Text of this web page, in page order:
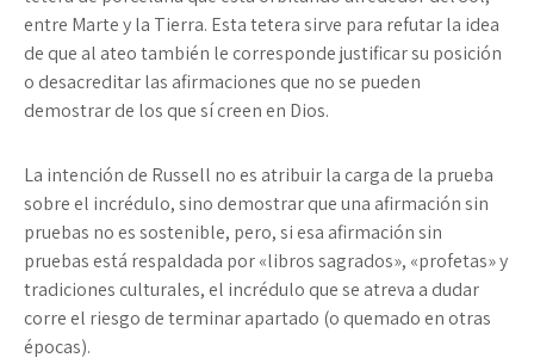
entre Marte y la Tierra. Esta tetera sirve para refutar la idea
de que al ateo también le corresponde justificar su posición
o desacreditar las afirmaciones que no se pueden
demostrar de los que sí creen en Dios.
La intención de Russell no es atribuir la carga de la prueba
sobre el incrédulo, sino demostrar que una afirmación sin
pruebas no es sostenible, pero, si esa afirmación sin
pruebas está respaldada por «libros sagrados», «profetas» y
tradiciones culturales, el incrédulo que se atreva a dudar
corre el riesgo de terminar apartado (o quemado en otras
épocas).